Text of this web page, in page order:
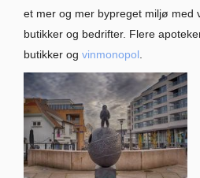
et mer og mer bypreget miljø med
butikker og bedrifter. Flere
butikker og vinmonopol